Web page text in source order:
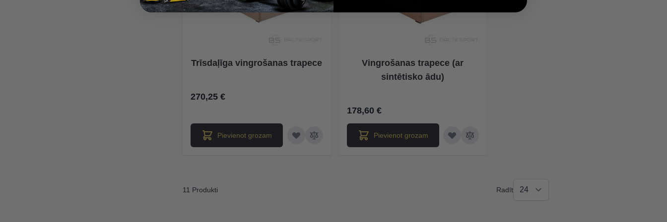
Trīsdaļīga vingrošanas trapece
270,25 €
Pievienot grozam
Vingrošanas trapece (ar
sintētisko ādu)
178,60 €
Pievienot grozam
11 Produkti Radīt